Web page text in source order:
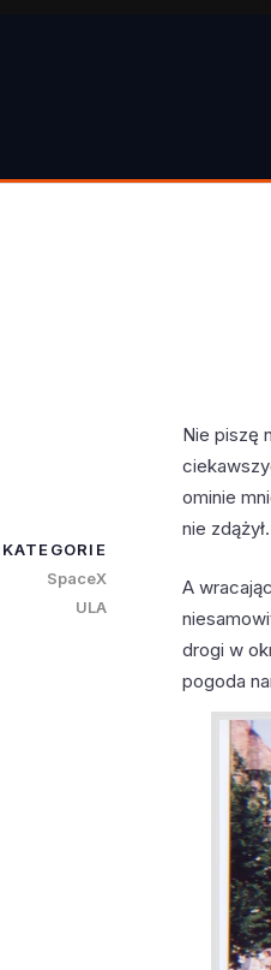
Nie piszę
ominie
nie
A
drogi w
pogoda
KATEGORIE
SpaceX
ULA